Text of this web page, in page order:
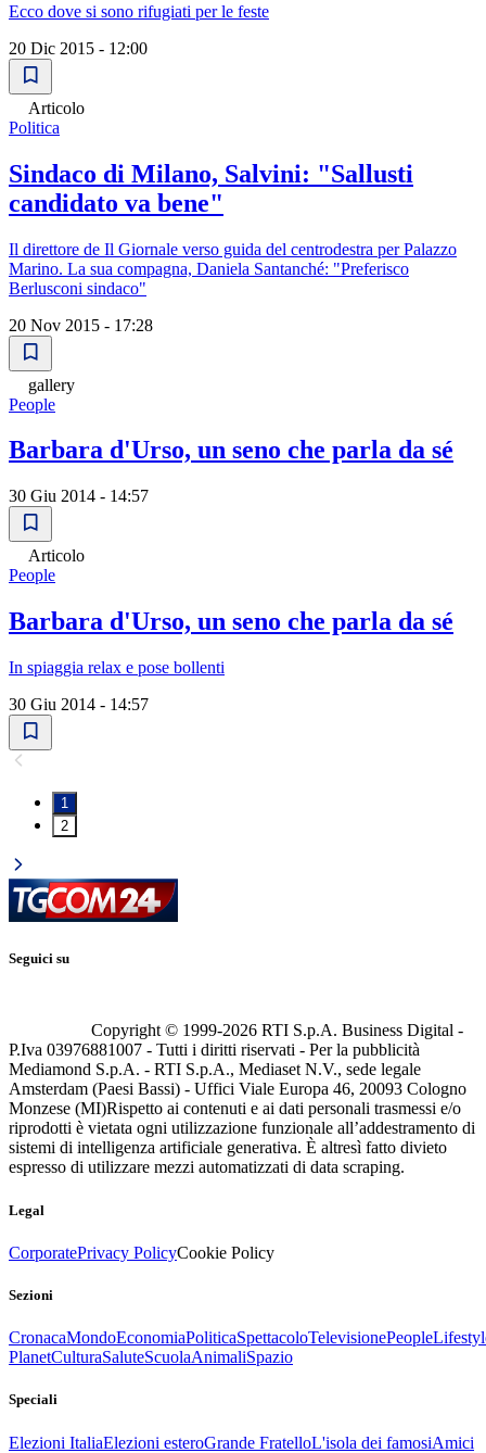
Ecco dove si sono rifugiati per le feste
20 Dic 2015 - 12:00
Articolo
Politica
Sindaco di Milano, Salvini: "Sallusti
candidato va bene"
Il direttore de Il Giornale verso guida del centrodestra per Palazzo
Marino. La sua compagna, Daniela Santanché: "Preferisco
Berlusconi sindaco"
20 Nov 2015 - 17:28
gallery
People
Barbara d'Urso, un seno che parla da sé
30 Giu 2014 - 14:57
Articolo
People
Barbara d'Urso, un seno che parla da sé
In spiaggia relax e pose bollenti
30 Giu 2014 - 14:57
1
2
Seguici su
Copyright © 1999-2026 RTI S.p.A. Business Digital -
P.Iva 03976881007 - Tutti i diritti riservati - Per la pubblicità
Mediamond S.p.A. - RTI S.p.A., Mediaset N.V., sede legale
Amsterdam (Paesi Bassi) - Uffici Viale Europa 46, 20093 Cologno
Monzese (MI)Rispetto ai contenuti e ai dati personali trasmessi e/o
riprodotti è vietata ogni utilizzazione funzionale all’addestramento di
sistemi di intelligenza artificiale generativa. È altresì fatto divieto
espresso di utilizzare mezzi automatizzati di data scraping.
Legal
CorporatePrivacy PolicyCookie Policy
Sezioni
CronacaMondoEconomiaPoliticaSpettacoloTelevisionePeople
PlanetCulturaSaluteScuolaAnimaliSpazio
Speciali
Elezioni ItaliaElezioni esteroGrande FratelloL'isola dei famosiAmici